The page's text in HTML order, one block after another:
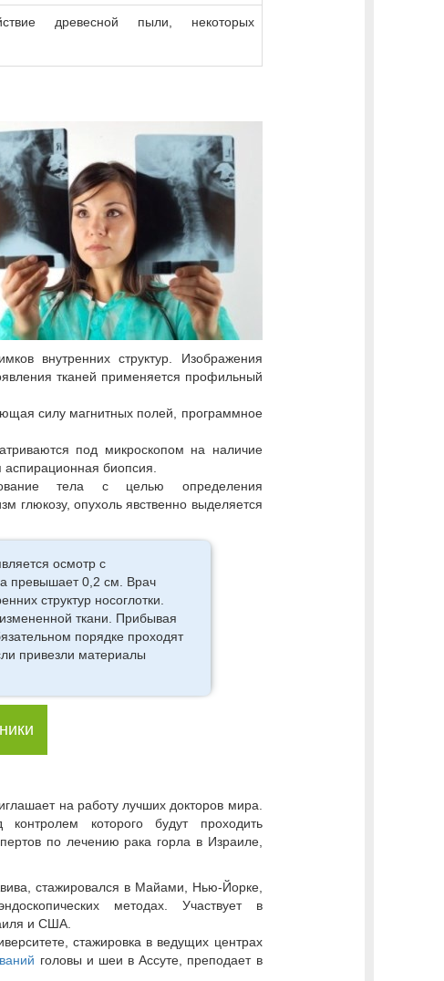
древесной пыли, некоторых
внутренних структур. Изображения
тканей применяется профильный
силу магнитных полей, программное
под микроскопом на наличие
аспирационная биопсия.
тела с целью определения
глюкозу, опухоль явственно выделяется
осмотр с
превышает 0,2 см. Врач
структур носоглотки.
ткани. Прибывая
порядке проходят
привезли материалы
на работу лучших докторов мира.
которого будут проходить
по лечению рака горла в Израиле,
стажировался в Майами, Нью-Йорке,
методах. Участвует в
и США.
стажировка в ведущих центрах
головы и шеи в Ассуте, преподает в